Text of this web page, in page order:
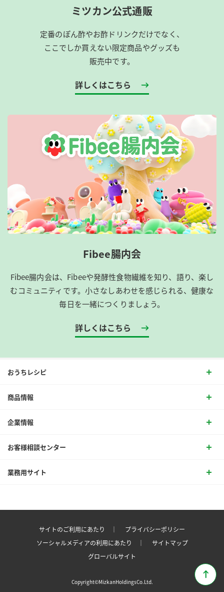
ミツカン公式通販
定番のぽん酢やお酢ドリンクだけでなく、
ここでしか買えない限定商品やグッズも
販売中です。
詳しくはこちら
Fibee腸内会
Fibee腸内会は、​Fibeeや発酵性食物繊維を知り、語り、楽し
むコミュニティです。​小さなしあわせを感じられる、健康な
毎日を一緒につくりましょう。
詳しくはこちら
おうちレシピ
商品情報
企業情報
お客様相談センター
業務用サイト
サイトのご利用にあたり ｜
プライバシーポリシー
ソーシャルメディアの利用にあたり ｜
サイトマップ
グローバルサイト
Copyright©MizkanHoldingsCo.Ltd.